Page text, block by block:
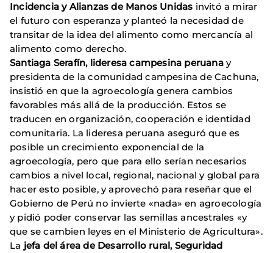
Incidencia y Alianzas de Manos Unidas invitó a mirar
el futuro con esperanza y planteó la necesidad de
transitar de la idea del alimento como mercancía al
alimento como derecho.
Santiaga Serafín, lideresa campesina peruanay
presidenta de la comunidad campesina de Cachuna,
insistió en que la agroecología genera cambios
favorables más allá de la producción. Estos se
traducen en organización, cooperación e identidad
comunitaria. La lideresa peruana aseguró que es
posible un crecimiento exponencial de la
agroecología, pero que para ello serían necesarios
cambios a nivel local, regional, nacional y global para
hacer esto posible, y aprovechó para reseñar que el
Gobierno de Perú no invierte «nada» en agroecología
y pidió poder conservar las semillas ancestrales «y
que se cambien leyes en el Ministerio de Agricultura».
La jefa del área de Desarrollo rural, Seguridad